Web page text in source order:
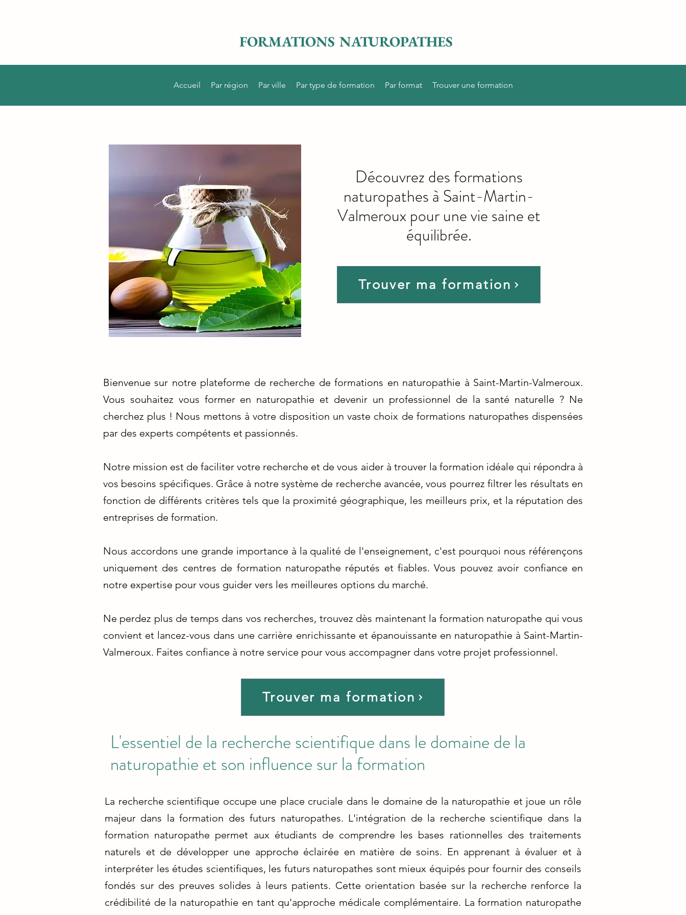
FORMATIONS NATUROPATHES
Accueil Par région Par ville Par type de formation Par format Trouver une formation
Trouver ma formation
Découvrez des formations
naturopathes à Saint-Martin-
Valmeroux pour une vie saine et
équilibrée.
Bienvenue sur notre plateforme de recherche de formations en naturopathie à Saint-Martin-Valmeroux.
Vous souhaitez vous former en naturopathie et devenir un professionnel de la santé naturelle ? Ne
cherchez plus ! Nous mettons à votre disposition un vaste choix de formations naturopathes dispensées
par des experts compétents et passionnés.
Notre mission est de faciliter votre recherche et de vous aider à trouver la formation idéale qui répondra à
vos besoins spécifiques. Grâce à notre système de recherche avancée, vous pourrez filtrer les résultats en
fonction de différents critères tels que la proximité géographique, les meilleurs prix, et la réputation des
entreprises de formation.
Nous accordons une grande importance à la qualité de l'enseignement, c'est pourquoi nous référençons
uniquement des centres de formation naturopathe réputés et fiables. Vous pouvez avoir confiance en
notre expertise pour vous guider vers les meilleures options du marché.
Ne perdez plus de temps dans vos recherches, trouvez dès maintenant la formation naturopathe qui vous
convient et lancez-vous dans une carrière enrichissante et épanouissante en naturopathie à Saint-Martin-
Valmeroux. Faites confiance à notre service pour vous accompagner dans votre projet professionnel.
Trouver ma formation
L'essentiel de la recherche scientifique dans le domaine de la
naturopathie et son influence sur la formation
La recherche scientifique occupe une place cruciale dans le domaine de la naturopathie et joue un rôle
majeur dans la formation des futurs naturopathes. L'intégration de la recherche scientifique dans la
formation naturopathe permet aux étudiants de comprendre les bases rationnelles des traitements
naturels et de développer une approche éclairée en matière de soins. En apprenant à évaluer et à
interpréter les études scientifiques, les futurs naturopathes sont mieux équipés pour fournir des conseils
fondés sur des preuves solides à leurs patients. Cette orientation basée sur la recherche renforce la
crédibilité de la naturopathie en tant qu'approche médicale complémentaire. La formation naturopathe